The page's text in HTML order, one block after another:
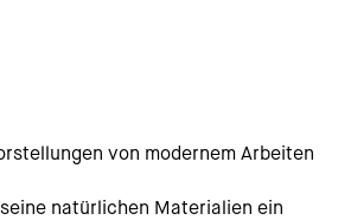
von modernem Arbeiten
natürlichen Materialien ein